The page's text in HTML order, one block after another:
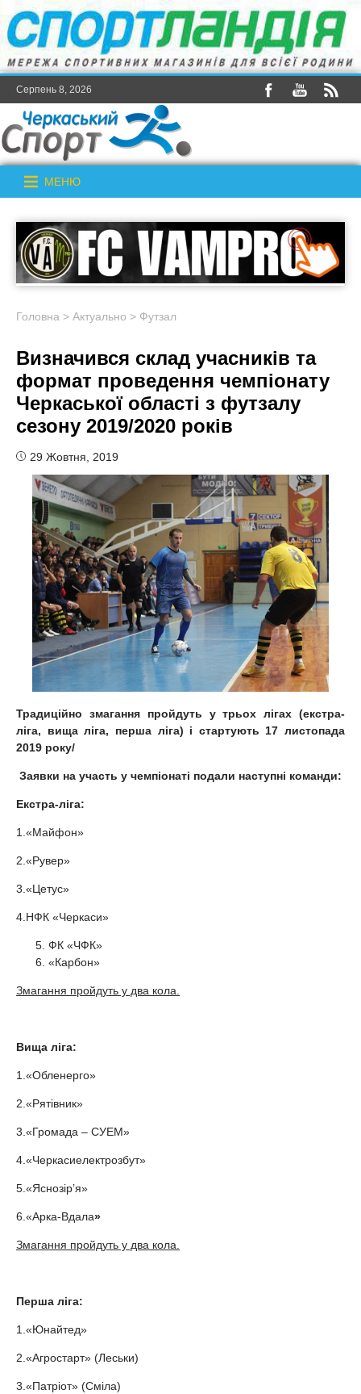
Серпень 8, 2026
МЕНЮ
Головна > Актуально > Футзал
Визначився склад учасників та
формат проведення чемпіонату
Черкаської області з футзалу
сезону 2019/2020 років
29 Жовтня, 2019
Традиційно змагання пройдуть у трьох лігах (екстра-
ліга, вища ліга, перша ліга) і стартують 17 листопада
2019 року/
Заявки на участь у чемпіонаті подали наступні команди:
Екстра-ліга:
1.«Майфон»
2.«Рувер»
3.«Цетус»
4.НФК «Черкаси»
ФК «ЧФК»
«Карбон»
Змагання пройдуть у два кола.
Вища ліга:
1.«Обленерго»
2.«Рятівник»
3.«Громада – СУЕМ»
4.«Черкасиелектрозбут»
5.«Яснозір’я»
6.«Арка-Вдала»
Змагання пройдуть у два кола.
Перша ліга:
1.«Юнайтед»
2.«Агростарт» (Леськи)
3.«Патріот» (Сміла)